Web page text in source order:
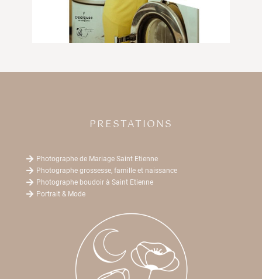
PRESTATIONS
 Photographe de Mariage Saint Etienne
 Photographe grossesse, famille et naissance
 Photographe boudoir à Saint Etienne
 Portrait & Mode